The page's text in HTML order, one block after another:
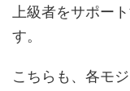
上級者をサポー
す。
こちらも、各モ